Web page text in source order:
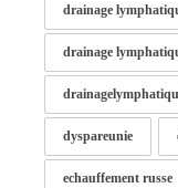
drainage
drainage
dyspareunie
echauffement russe